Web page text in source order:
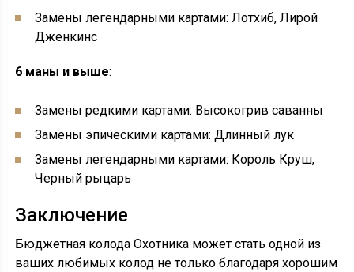
Замены легендарными картами: Лотхиб, Лирой
Дженкинс
6 маны и выше:
Замены редкими картами: Высокогрив саванны
Замены эпическими картами: Длинный лук
Замены легендарными картами: Король Круш,
Черный рыцарь
Заключение
Бюджетная колода Охотника может стать одной из
ваших любимых колод не только благодаря хорошим